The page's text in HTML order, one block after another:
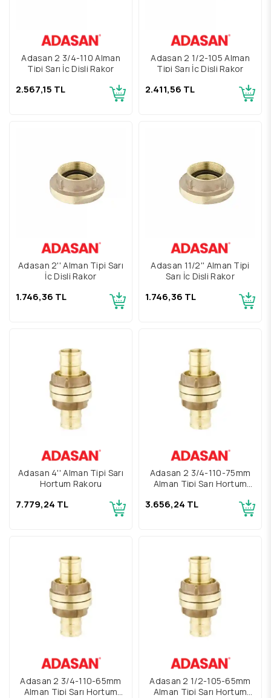
Adasan 2 3/4-110 Alman
Tipi Sarı İç Dişli Rakor
2.567,15 TL
Adasan 2 1/2-105 Alman
Tipi Sarı İç Dişli Rakor
2.411,56 TL
Adasan 2'' Alman Tipi Sarı
İç Dişli Rakor
1.746,36 TL
Adasan 11/2'' Alman Tipi
Sarı İç Dişli Rakor
1.746,36 TL
Adasan 4'' Alman Tipi Sarı
Hortum Rakoru
7.779,24 TL
Adasan 2 3/4-110-75mm
Alman Tipi Sarı Hortum
3.656,24 TL
Adasan 2 3/4-110-65mm
Alman Tipi Sarı Hortum
Adasan 2 1/2-105-65mm
Alman Tipi Sarı Hortum